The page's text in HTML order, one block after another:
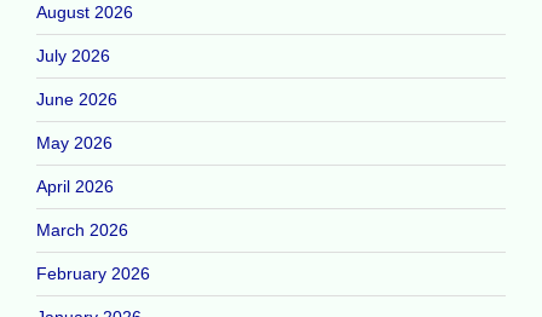
August 2026
July 2026
June 2026
May 2026
April 2026
March 2026
February 2026